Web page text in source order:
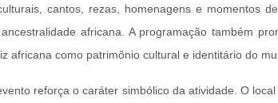
cantos, rezas, homenagens e momentos
africana. A programação também
africana como patrimônio cultural e identitário do
reforça o caráter simbólico da atividade. O